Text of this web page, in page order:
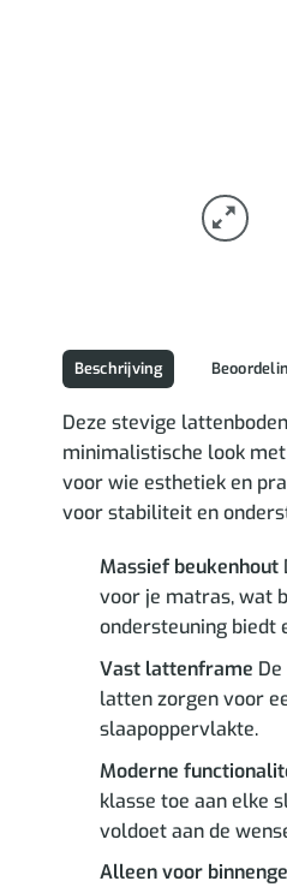
Beschrijving
Deze stevige
minimalistische look
voor wie esthetiek en
voor stabiliteit en
Massief beukenhout
voor je matras, wat
ondersteuning biedt
Vast lattenframe
latten zorgen voor
slaapoppervlakte.
Moderne
klasse toe aan elke
voldoet aan de
Alleen voor